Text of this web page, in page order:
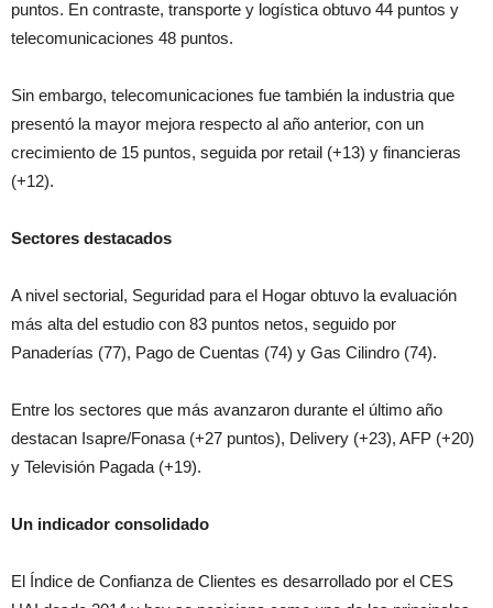
puntos. En contraste, transporte y logística obtuvo 44 puntos y
telecomunicaciones 48 puntos.
Sin embargo, telecomunicaciones fue también la industria que
presentó la mayor mejora respecto al año anterior, con un
crecimiento de 15 puntos, seguida por retail (+13) y financieras
(+12).
Sectores destacados
A nivel sectorial, Seguridad para el Hogar obtuvo la evaluación
más alta del estudio con 83 puntos netos, seguido por
Panaderías (77), Pago de Cuentas (74) y Gas Cilindro (74).
Entre los sectores que más avanzaron durante el último año
destacan Isapre/Fonasa (+27 puntos), Delivery (+23), AFP (+20)
y Televisión Pagada (+19).
Un indicador consolidado
El Índice de Confianza de Clientes es desarrollado por el CES